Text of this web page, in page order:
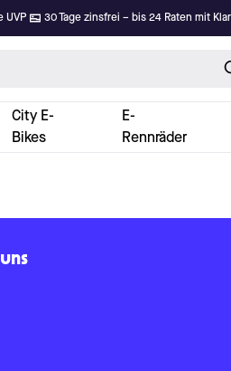
UVP 30 Tage zinsfrei – bis 24 Raten mit
City E-
Bikes
E-
Rennräder